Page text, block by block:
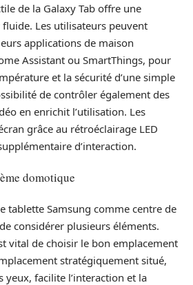
de la Galaxy Tab offre une
Les utilisateurs peuvent
applications de maison
Assistant ou SmartThings, pour
et la sécurité d’une simple
de contrôler également des
en enrichit l’utilisation. Les
grâce au rétroéclairage LED
d’interaction.
domotique
tablette Samsung comme centre de
considérer plusieurs éléments.
vital de choisir le bon emplacement
stratégiquement situé,
yeux, facilite l’interaction et la